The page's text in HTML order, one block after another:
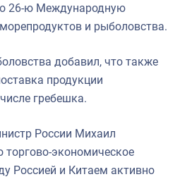
26-ю Международную
и рыболовства.
добавил, что также
продукции
гребешка.
России Михаил
торгово-экономическое
Россией и Китаем активно